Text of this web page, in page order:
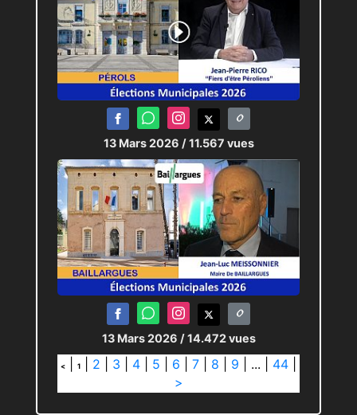
13 Mars 2026 / 11.567 vues
13 Mars 2026 / 14.472 vues
< 1 2 3 4 5 6 7 8 9 ... 44
>